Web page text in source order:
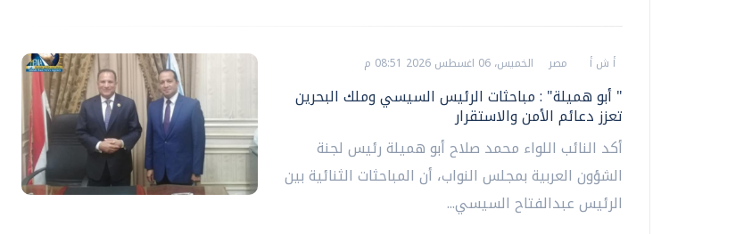
أ ش أ مصر الخميس، 06 اغسطس 2026 08:51 م
" أبو هميلة" : مباحثات الرئيس السيسي وملك البحرين
تعزز دعائم الأمن والاستقرار
أكد النائب اللواء محمد صلاح أبو هميلة رئيس لجنة
الشؤون العربية بمجلس النواب، أن المباحثات الثنائية بين
الرئيس عبدالفتاح السيسي...